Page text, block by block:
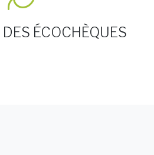
ÉCOCHÈQUES